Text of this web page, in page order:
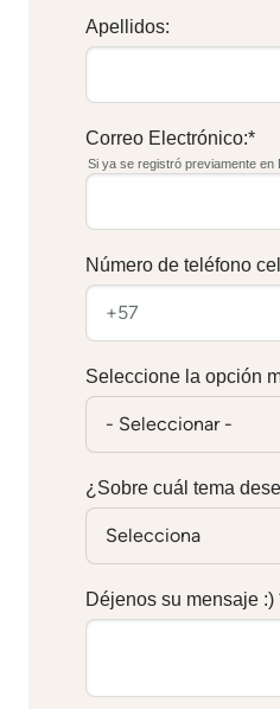
Apellidos:
Correo Electrónico:*
Si ya se registró previamente en
Número de teléfono
Seleccione la opción
¿Sobre cuál tema
Déjenos su mensaje :)